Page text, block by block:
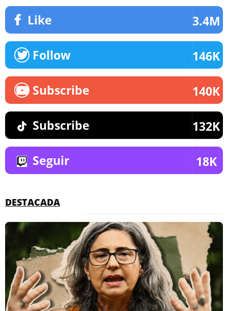
Like 3.4M
Follow 146K
Subscribe 140K
Subscribe 132K
Seguir 18K
DESTACADA